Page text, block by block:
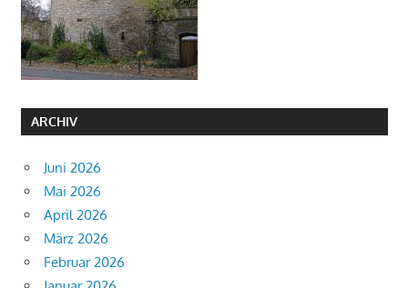
ARCHIV
Juni 2026
Mai 2026
April 2026
März 2026
Februar 2026